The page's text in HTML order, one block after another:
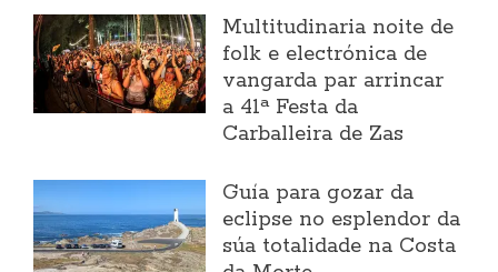
Multitudinaria noite de
folk e electrónica de
vangarda par arrincar
a 41ª Festa da
Carballeira de Zas
Guía para gozar da
eclipse no esplendor da
súa totalidade na Costa